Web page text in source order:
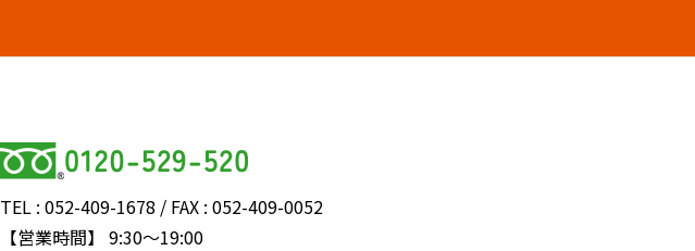
TEL : 052-409-1678 / FAX : 052-409-0052
【営業時間】 9:30～19:00